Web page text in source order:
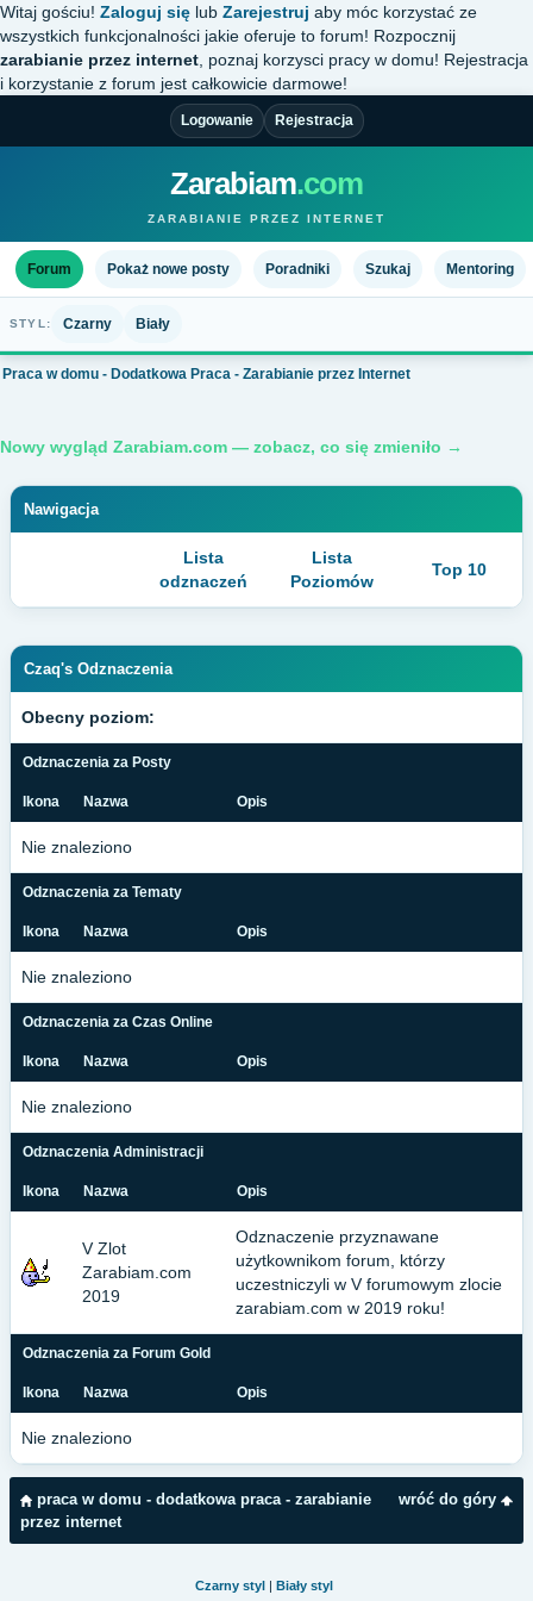
Witaj gościu! Zaloguj się lub Zarejestruj aby móc korzystać ze
wszystkich funkcjonalności jakie oferuje to forum! Rozpocznij
zarabianie przez internet , poznaj korzysci pracy w domu! Rejestracja
i korzystanie z forum jest całkowicie darmowe!
Logowanie Rejestracja
Zarabiam.com
ZARABIANIE PRZEZ INTERNET
Forum Pokaż nowe posty Poradniki Szukaj Mentoring
STYL: Czarny Biały
Praca w domu - Dodatkowa Praca - Zarabianie przez Internet
Nowy wygląd Zarabiam.com — zobacz, co się zmieniło →
Nawigacja
Lista
odznaczeń
Lista
Poziomów
Top 10
Czaq's Odznaczenia
Obecny poziom:
Odznaczenia za Posty
Ikona Nazwa Opis
Nie znaleziono
Odznaczenia za Tematy
Ikona Nazwa Opis
Nie znaleziono
Odznaczenia za Czas Online
Ikona Nazwa Opis
Nie znaleziono
Odznaczenia Administracji
Ikona Nazwa Opis
V Zlot
Zarabiam.com
2019
Odznaczenie przyznawane
użytkownikom forum, którzy
uczestniczyli w V forumowym zlocie
zarabiam.com w 2019 roku!
Odznaczenia za Forum Gold
Ikona Nazwa Opis
Nie znaleziono
wróć do góry
praca w domu - dodatkowa praca - zarabianie
przez internet
Czarny styl | Biały styl